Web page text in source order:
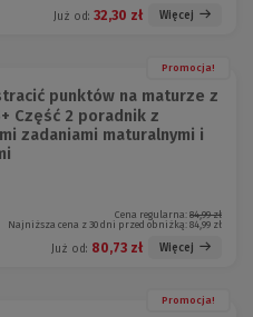
Już od: 32,30 zł Więcej
Promocja!
punktów na maturze z
Część 2 poradnik z
zadaniami maturalnymi i
Cena regularna: 84,99 zł
Najniższa cena z 30 dni przed obniżką: 84,99 zł
Już od: 80,73 zł Więcej
Promocja!